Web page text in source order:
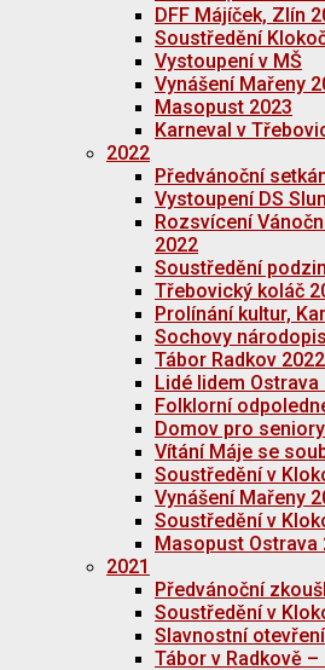
DFF Májíček, Zlín
Soustředění
Vystoupení v MŠ
Vynášení Mařeny
Masopust 2023
Karneval v
2022
Předvánoční
Vystoupení DS
Rozsvícení
2022
Soustředění
Třebovický koláč
Prolínání kultur,
Sochovy
Tábor Radkov
Lidé lidem Ostrava
Folklorní
Domov pro
Vítání Máje se
Soustředění v
Vynášení Mařeny
Soustředění v
Masopust Ostrava
2021
Předvánoční
Soustředění v
Slavnostní
Tábor v Radkově –